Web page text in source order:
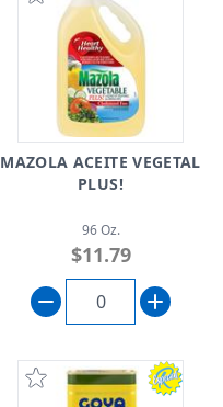
MAZOLA ACEITE VEGETAL
PLUS!
96 Oz.
$11.79